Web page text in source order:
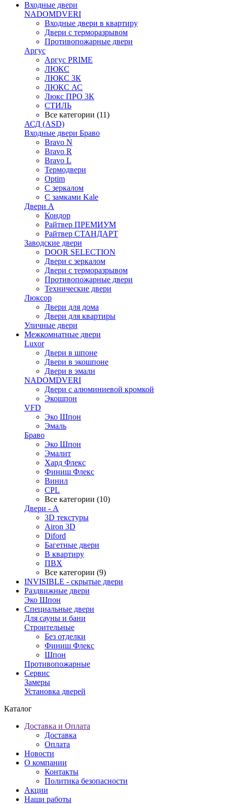
Входные двери
NADOMDVERI
Входные двери в квартиру
Двери с терморазрывом
Противопожарные двери
Аргус
Аргус PRIME
ЛЮКС
ЛЮКС 3К
ЛЮКС АС
Люкс ПРО 3К
СТИЛЬ
Все категории (11)
АСД (ASD)
Входные двери Браво
Bravo N
Bravo R
Bravo L
Термодвери
Optim
С зеркалом
С замками Kale
Двери А
Кондор
Райтвер ПРЕМИУМ
Райтвер СТАНДАРТ
Заводские двери
DOOR SELECTION
Двери с зеркалом
Двери с терморазрывом
Противопожарные двери
Технические двери
Люксор
Двери для дома
Двери для квартиры
Уличные двери
Межкомнатные двери
Luxor
Двери в шпоне
Двери в экошпоне
Двери в эмали
NADOMDVERI
Двери с алюминиевой кромкой
Экошпон
VFD
Эко Шпон
Эмаль
Браво
Эко Шпон
Эмалит
Хард Флекс
Финиш Флекс
Винил
CPL
Все категории (10)
Двери - А
3D текстуры
Airon 3D
Diford
Багетные двери
В квартиру
ПВХ
Все категории (9)
INVISIBLE - скрытые двери
Раздвижные двери
Эко Шпон
Специальные двери
Для сауны и бани
Строительные
Без отделки
Финиш Флекс
Шпон
Противопожарные
Сервис
Замеры
Установка дверей
Каталог
Доставка и Оплата
Доставка
Оплата
Новости
О компании
Контакты
Политика безопасности
Акции
Наши работы